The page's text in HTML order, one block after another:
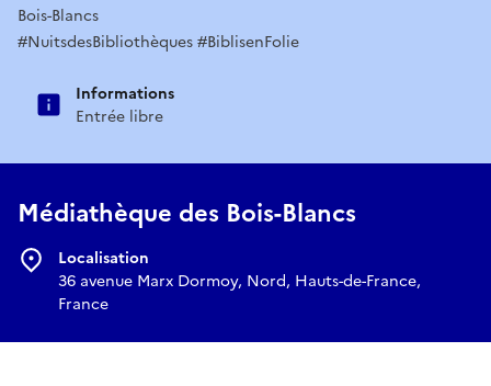
Bois-Blancs
#NuitsdesBibliothèques #BiblisenFolie
Informations
Entrée libre
Médiathèque des Bois-Blancs
Localisation
36 avenue Marx Dormoy, Nord, Hauts-de-France,
France